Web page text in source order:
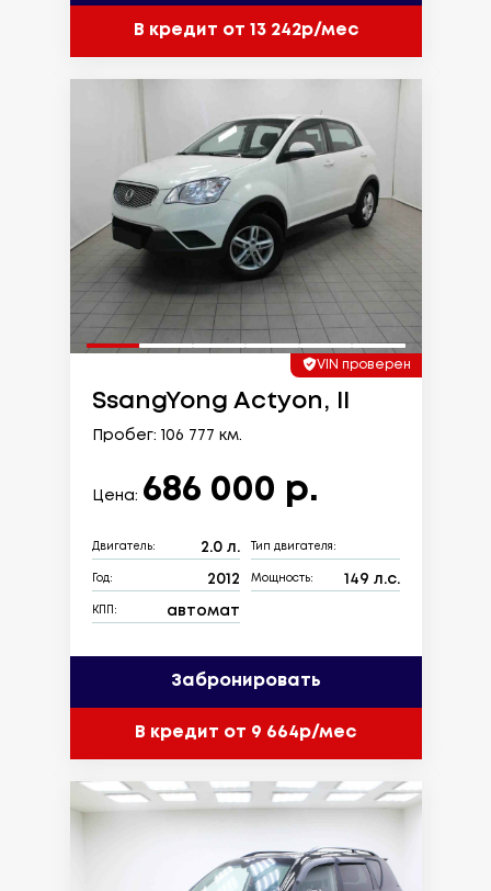
В кредит от 13 242р/мес
VIN проверен
SsangYong Actyon, II
Пробег: 106 777 км.
Цена: 686 000 р.
Двигатель: 2.0 л. Тип двигателя:
Год: 2012 Мощность: 149 л.с.
КПП: автомат
Забронировать
В кредит от 9 664р/мес